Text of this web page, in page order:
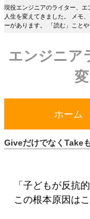
現役エンジニアのライター、エ
人生を変えてきました。 メモ
ーがあります。 「読む」こと
エンジニア
ホーム
GiveだけでなくTake
「子どもが反抗的
この根本原因はこ